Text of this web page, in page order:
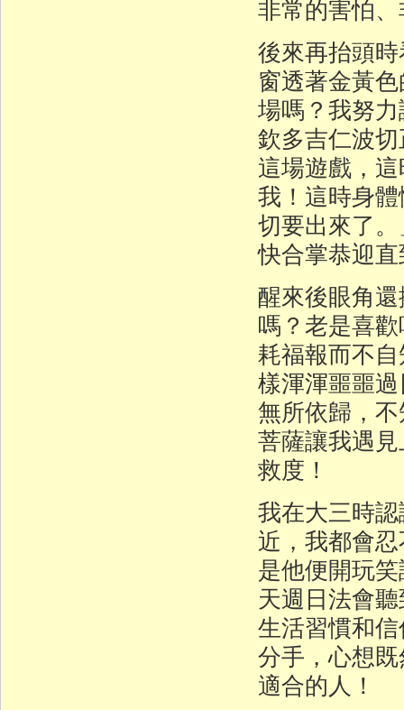
非常的害怕
後來再抬頭
窗透著金黃
場嗎？我努
欽多吉仁波
這場遊戲，
我！這時身
切要出來了
快合掌恭迎
醒來後眼角
嗎？老是喜
耗福報而不
樣渾渾噩噩
無所依歸，
菩薩讓我遇
救度！
我在大三時
近，我都會
是他便開玩
天週日法會
生活習慣和
分手，心想
適合的人！